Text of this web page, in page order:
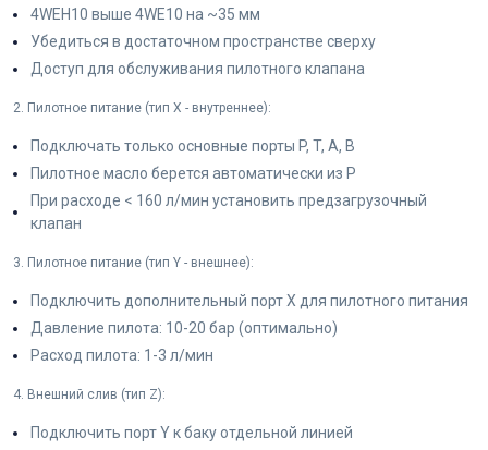
4WEH10 выше 4WE10 на ~35 мм
Убедиться в достаточном пространстве сверху
Доступ для обслуживания пилотного клапана
2. Пилотное питание (тип X - внутреннее):
Подключать только основные порты P, T, A, B
Пилотное масло берется автоматически из P
При расходе < 160 л/мин установить предзагрузочный
клапан
3. Пилотное питание (тип Y - внешнее):
Подключить дополнительный порт X для пилотного питания
Давление пилота: 10-20 бар (оптимально)
Расход пилота: 1-3 л/мин
4. Внешний слив (тип Z):
Подключить порт Y к баку отдельной линией